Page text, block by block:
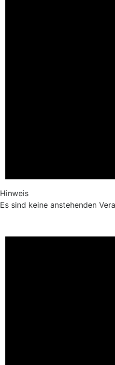
Hinweis
Es sind keine anstehenden